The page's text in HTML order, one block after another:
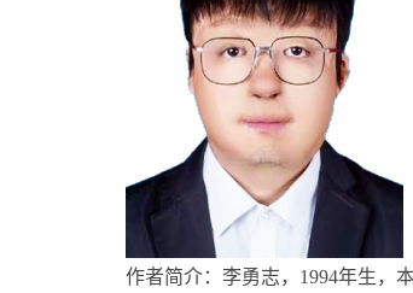
作者简介：李勇志，1994年生，